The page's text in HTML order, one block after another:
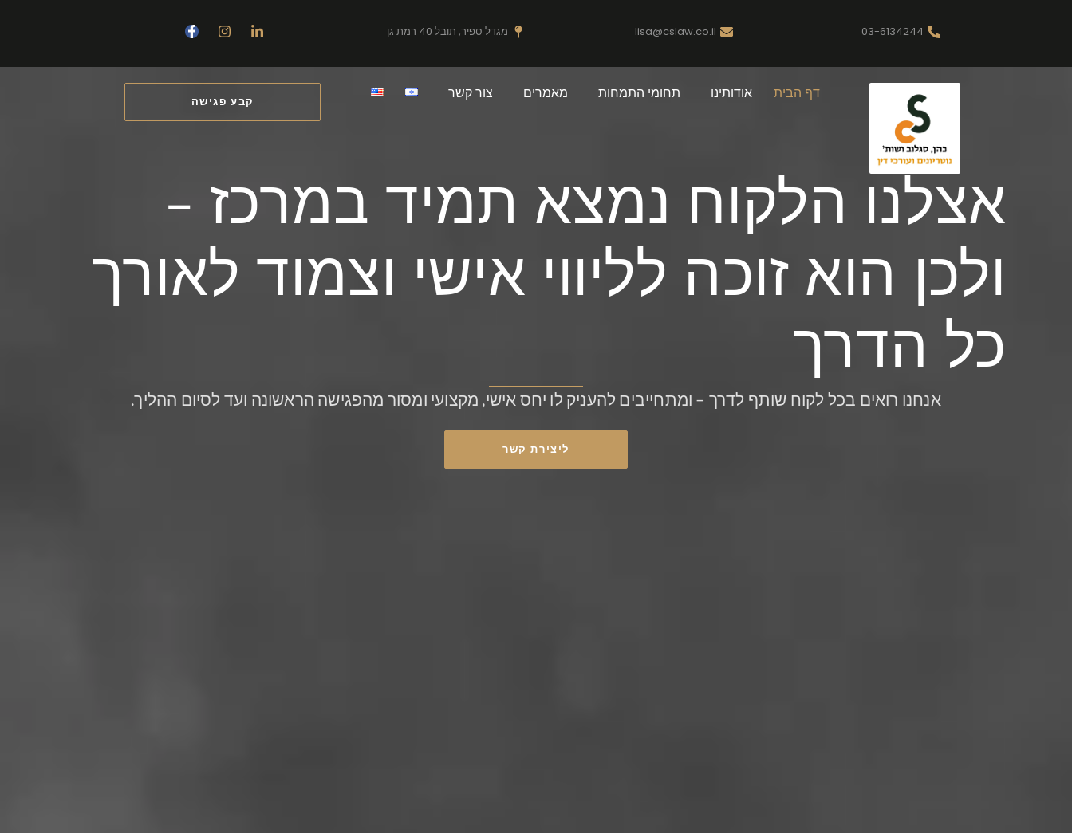
03-6134244
lisa@cslaw.co.il מגדל ספיר, תובל 40 רמת גן
דף הבית אודותינו תחומי התמחות מאמרים צור קשר
קבע פגישה
אצלנו הלקוח נמצא תמיד במרכז -
ולכן הוא זוכה לליווי אישי וצמוד לאורך
כל הדרך
אנחנו רואים בכל לקוח שותף לדרך – ומתחייבים להעניק לו יחס אישי, מקצועי ומסור מהפגישה הראשונה ועד לסיום ההליך.
ליצירת קשר